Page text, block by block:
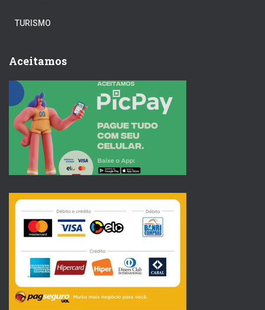
TURISMO
Aceitamos